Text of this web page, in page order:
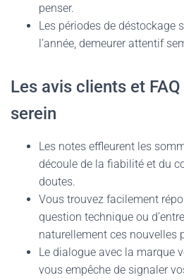
penser.
Les périodes de déstockage
l’année, demeurer attentif
Les avis clients et
serein
Les notes effleurent les
découle de la fiabilité et du
doutes.
Vous trouvez facilement
question technique ou
naturellement ces nouvelles
Le dialogue avec la marque
vous empêche de signaler